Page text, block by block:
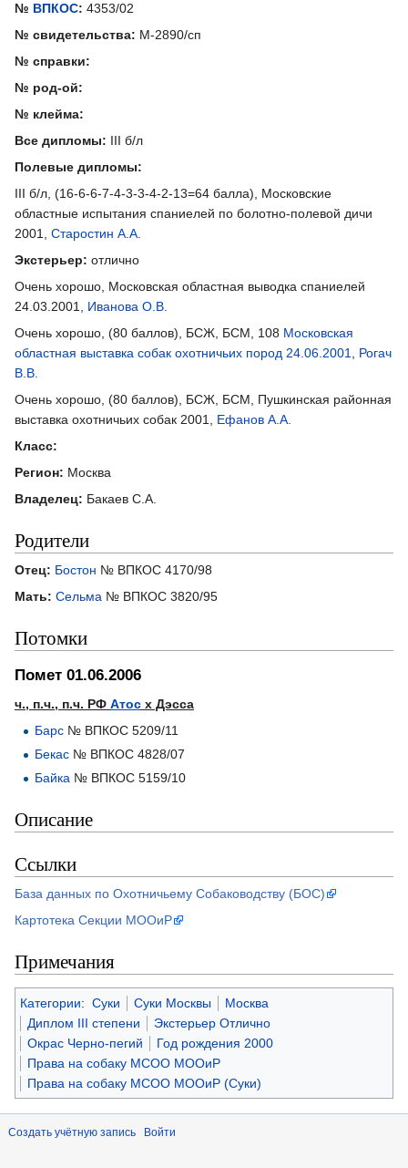
№ ВПКОС: 4353/02
№ свидетельства: М-2890/сп
№ справки:
№ род-ой:
№ клейма:
Все дипломы: III б/л
Полевые дипломы:
III б/л, (16-6-6-7-4-3-3-4-2-13=64 балла), Московские
областные испытания спаниелей по болотно-полевой дичи
2001, Старостин А.А.
Экстерьер: отлично
Очень хорошо, Московская областная выводка спаниелей
24.03.2001, Иванова О.В.
Очень хорошо, (80 баллов), БСЖ, БСМ, 108 Московская
областная выставка собак охотничьих пород 24.06.2001, Рогач
В.В.
Очень хорошо, (80 баллов), БСЖ, БСМ, Пушкинская районная
выставка охотничьих собак 2001, Ефанов А.А.
Класс:
Регион: Москва
Владелец: Бакаев С.А.
Родители
Отец: Бостон № ВПКОС 4170/98
Мать: Сельма № ВПКОС 3820/95
Потомки
Помет 01.06.2006
ч., п.ч., п.ч. РФ Атос х Дэсса
Барс № ВПКОС 5209/11
Бекас № ВПКОС 4828/07
Байка № ВПКОС 5159/10
Описание
Ссылки
База данных по Охотничьему Собаководству (БОС)
Картотека Секции МООиР
Примечания
Категории: Суки Суки Москвы
Москва
Диплом III степени
Экстерьер Отлично
Окрас Черно-пегий
Год рождения 2000
Права на собаку МСОО МООиР
Права на собаку МСОО МООиР (Суки)
Создать учётную запись Войти